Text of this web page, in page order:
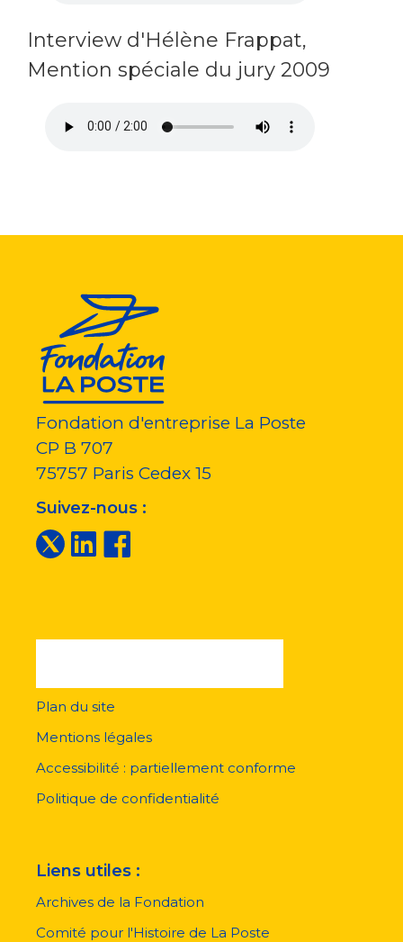
Interview d'Hélène Frappat,
Mention spéciale du jury 2009
Fondation d'entreprise La Poste
CP B 707
75757 Paris Cedex 15
Suivez-nous :
pied
page
Plan du site
Mentions légales
Accessibilité : partiellement conforme
Politique de confidentialité
Liens utiles :
Archives de la Fondation
Comité pour l'Histoire de La Poste